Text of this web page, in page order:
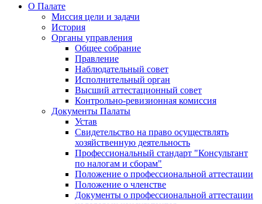
О Палате
Миссия цели и задачи
История
Органы управления
Общее собрание
Правление
Наблюдательный совет
Исполнительный орган
Высший аттестационный совет
Контрольно-ревизионная комиссия
Документы Палаты
Устав
Свидетельство на право осуществлять
хозяйственную деятельность
Профессиональный стандарт "Консультант
по налогам и сборам"
Положение о профессиональной аттестации
Положение о членстве
Документы о профессиональной аттестации